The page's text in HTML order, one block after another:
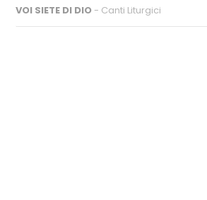
VOI SIETE DI DIO - Canti Liturgici